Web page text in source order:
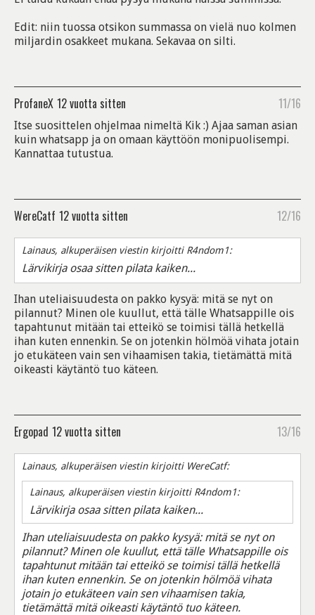
Edit: niin tuossa otsikon summassa on vielä nuo kolmen
miljardin osakkeet mukana. Sekavaa on silti.
ProfaneX 12 vuotta sitten 11/16
Itse suosittelen ohjelmaa nimeltä Kik :) Ajaa saman asian
kuin whatsapp ja on omaan käyttöön monipuolisempi.
Kannattaa tutustua.
WereCatf 12 vuotta sitten 12/16
Lainaus, alkuperäisen viestin kirjoitti R4ndom1:
Lärvikirja osaa sitten pilata kaiken...
Ihan uteliaisuudesta on pakko kysyä: mitä se nyt on
pilannut? Minen ole kuullut, että tälle Whatsappille ois
tapahtunut mitään tai etteikö se toimisi tällä hetkellä
ihan kuten ennenkin. Se on jotenkin hölmöä vihata jotain
jo etukäteen vain sen vihaamisen takia, tietämättä mitä
oikeasti käytäntö tuo käteen.
Ergopad 12 vuotta sitten 13/16
Lainaus, alkuperäisen viestin kirjoitti WereCatf:
Lainaus, alkuperäisen viestin kirjoitti R4ndom1:
Lärvikirja osaa sitten pilata kaiken...
Ihan uteliaisuudesta on pakko kysyä: mitä se nyt on
pilannut? Minen ole kuullut, että tälle Whatsappille ois
tapahtunut mitään tai etteikö se toimisi tällä hetkellä
ihan kuten ennenkin. Se on jotenkin hölmöä vihata
jotain jo etukäteen vain sen vihaamisen takia,
tietämättä mitä oikeasti käytäntö tuo käteen.